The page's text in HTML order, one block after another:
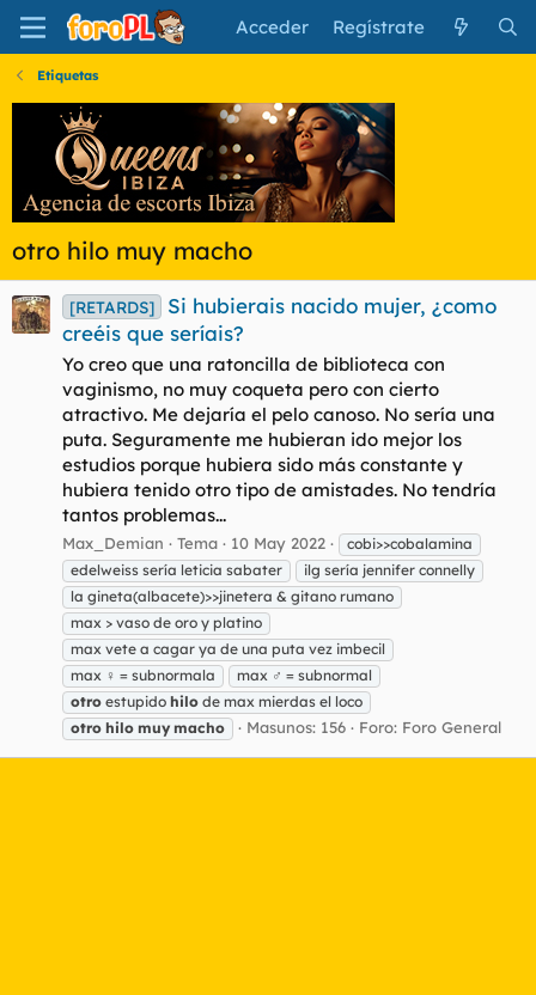
Acceder Regístrate
Etiquetas
otro hilo muy macho
[RETARDS]
Si hubierais nacido mujer, ¿como
creéis que seríais?
Yo creo que una ratoncilla de biblioteca con
vaginismo, no muy coqueta pero con cierto
atractivo. Me dejaría el pelo canoso. No sería una
puta. Seguramente me hubieran ido mejor los
estudios porque hubiera sido más constante y
hubiera tenido otro tipo de amistades. No tendría
tantos problemas...
Max_Demian Tema 10 May 2022
cobi>>cobalamina
edelweiss sería leticia sabater
ilg sería jennifer connelly
la gineta(albacete)>>jinetera & gitano rumano
max > vaso de oro y platino
max vete a cagar ya de una puta vez imbecil
max ♀ = subnormala
max ♂ = subnormal
otro estupido hilo de max mierdas el loco
otro hilo muy macho Masunos: 156 Foro: Foro General